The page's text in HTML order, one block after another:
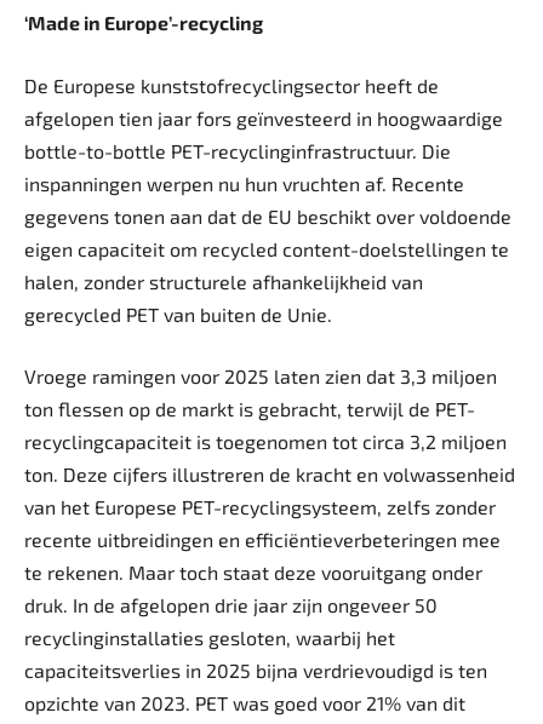
‘Made in Europe’-recycling
De Europese kunststofrecyclingsector heeft de
afgelopen tien jaar fors geïnvesteerd in hoogwaardige
bottle-to-bottle PET-recycling­infrastructuur. Die
inspanningen werpen nu hun vruchten af. Recente
gegevens tonen aan dat de EU beschikt over voldoende
eigen capaciteit om recycled content-doelstellingen te
halen, zonder structurele afhankelijkheid van
gerecycled PET van buiten de Unie.
Vroege ramingen voor 2025 laten zien dat 3,3 miljoen
ton flessen op de markt is gebracht, terwijl de PET-
recyclingcapaciteit is toegenomen tot circa 3,2 miljoen
ton. Deze cijfers illustreren de kracht en volwassenheid
van het Europese PET-recyclingsysteem, zelfs zonder
recente uitbreidingen en efficiëntieverbeteringen mee
te rekenen. Maar toch staat deze vooruitgang onder
druk. In de afgelopen drie jaar zijn ongeveer 50
recyclinginstallaties gesloten, waarbij het
capaciteitsverlies in 2025 bijna verdrievoudigd is ten
opzichte van 2023. PET was goed voor 21% van dit